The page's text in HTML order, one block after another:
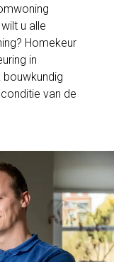
u alle
Homekeur
in
bouwkundig
van de